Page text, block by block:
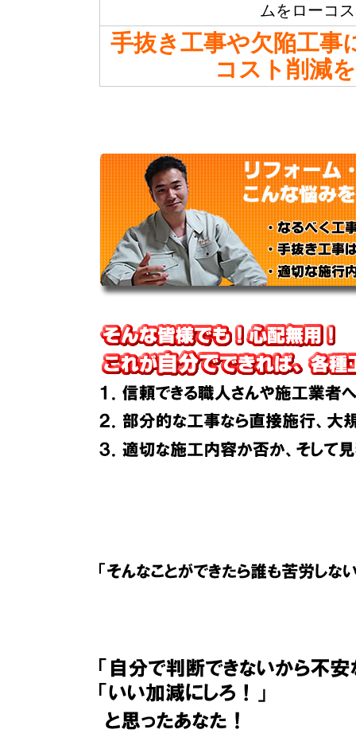
ムをローコ
手抜き工事や欠陥工事
コスト削減